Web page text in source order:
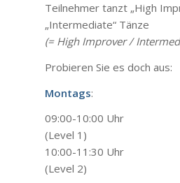
Teilnehmer tanzt „High
„Intermediate“ Tänze
(= High Improver /
Probieren Sie es doch aus:
Montags:
09:00-10:00 Uhr
(Level 1)
10:00-11:30 Uhr
(Level 2)